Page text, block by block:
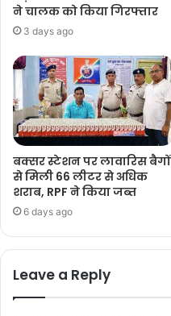
ने चालक को किया गिरफ्तार
3 days ago
बक्सर स्टेशन पर लावारिस बैगों
से मिली 66 लीटर से अधिक
शराब, RPF ने किया जब्त
6 days ago
Leave a Reply